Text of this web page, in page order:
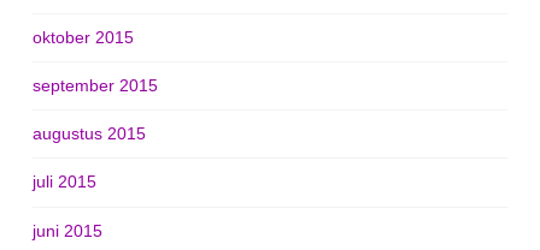
oktober 2015
september 2015
augustus 2015
juli 2015
juni 2015